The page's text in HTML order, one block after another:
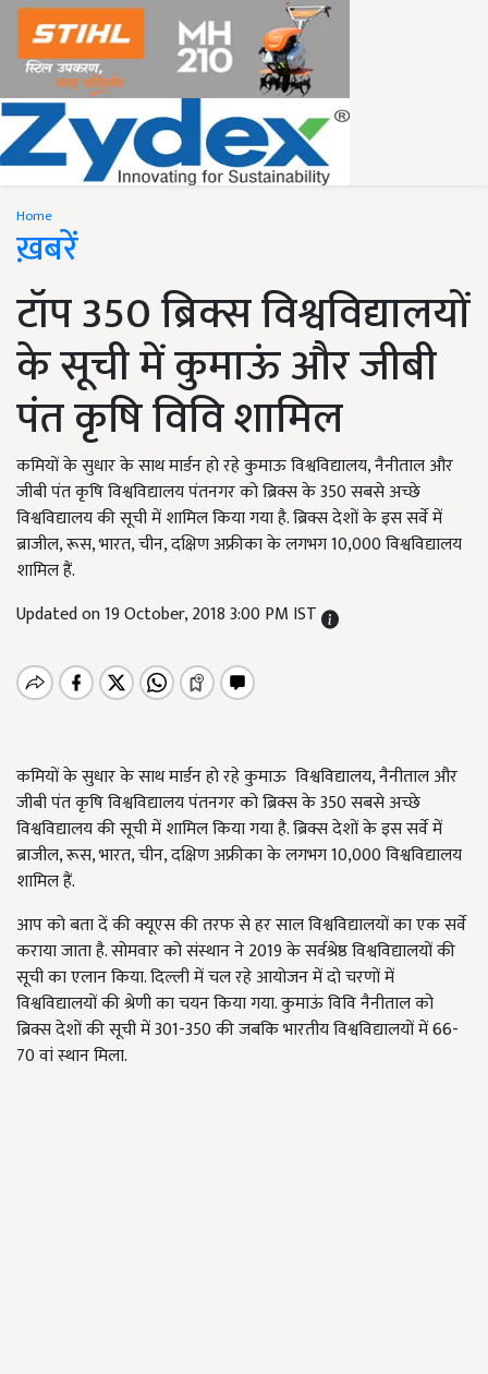
Home
ख़बरें
टॉप 350 ब्रिक्स विश्वविद्यालयों
के सूची में कुमाऊं और जीबी
पंत कृषि विवि शामिल
कमियों के सुधार के साथ मार्डन हो रहे कुमाऊ विश्वविद्यालय, नैनीताल और
जीबी पंत कृषि विश्वविद्यालय पंतनगर को ब्रिक्स के 350 सबसे अच्छे
विश्वविद्यालय की सूची में शामिल किया गया है. ब्रिक्स देशों के इस सर्वे में
ब्राजील, रूस, भारत, चीन, दक्षिण अफ्रीका के लगभग 10,000 विश्वविद्यालय
शामिल हैं.
Updated on 19 October, 2018 3:00 PM IST
कमियों के सुधार के साथ मार्डन हो रहे कुमाऊ विश्वविद्यालय, नैनीताल और
जीबी पंत कृषि विश्वविद्यालय पंतनगर को ब्रिक्स के 350 सबसे अच्छे
विश्वविद्यालय की सूची में शामिल किया गया है. ब्रिक्स देशों के इस सर्वे में
ब्राजील, रूस, भारत, चीन, दक्षिण अफ्रीका के लगभग 10,000 विश्वविद्यालय
शामिल हैं.
आप को बता दें की क्यूएस की तरफ से हर साल विश्वविद्यालयों का एक सर्वे
कराया जाता है. सोमवार को संस्थान ने 2019 के सर्वश्रेष्ठ विश्वविद्यालयों की
सूची का एलान किया. दिल्ली में चल रहे आयोजन में दो चरणों में
विश्वविद्यालयों की श्रेणी का चयन किया गया. कुमाऊं विवि नैनीताल को
ब्रिक्स देशों की सूची में 301-350 की जबकि भारतीय विश्वविद्यालयों में 66-
70 वां स्थान मिला.